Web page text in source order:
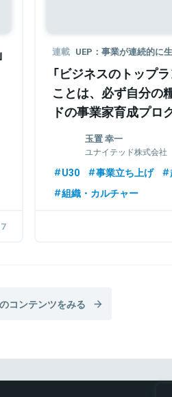
連載 UEP：事業が連続的に
「ビジネスのトップ
ことは、必ず自分の
ドの事業家育成プロ
PRODUCE」、選抜者
玉置 幸一
ユナイテッド株式会社
U30 事業立ち上げ
組織・カルチャー
コンテンツをみる